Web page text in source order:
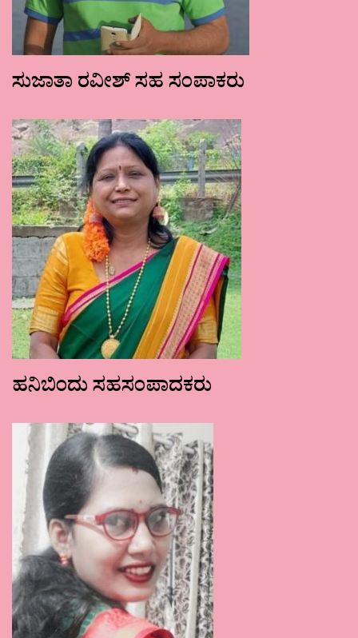
ಸುಜಾತಾ ರವೀಶ್ ಸಹ ಸಂಪಾಕರು
ಹನಿಬಿಂದು ಸಹಸಂಪಾದಕರು